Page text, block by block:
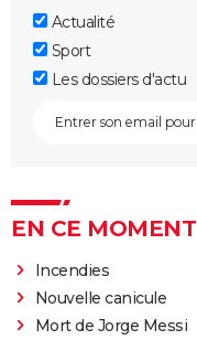
Actualité
Sport
Les dossiers d'actu
EN CE MOMENT
Incendies
Nouvelle canicule
Mort de Jorge Messi